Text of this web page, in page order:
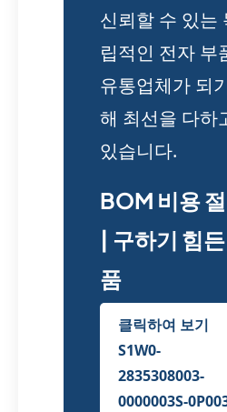
신뢰할 수 있는
립적인 전자 부
유통업체가 되
해 최선을 다하
있습니다.
BOM 비용
| 구하기 힘
품
클릭하여 보기
S1W0-
2835308003-
0000003S-